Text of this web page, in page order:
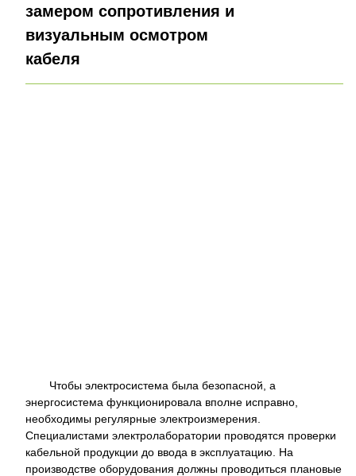
замером сопротивления и
визуальным осмотром
кабеля
Чтобы электросистема была безопасной, а
энергосистема функционировала вполне исправно,
необходимы регулярные электроизмерения.
Специалистами электролаборатории проводятся проверки
кабельной продукции до ввода в эксплуатацию. На
производстве оборудования должны проводиться плановые